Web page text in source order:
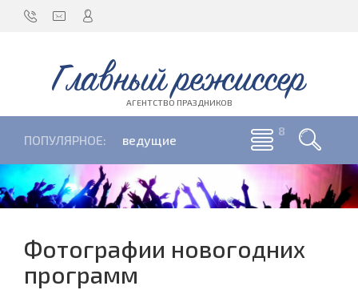
Главный режиссер
АГЕНТСТВО ПРАЗДНИКОВ
ПОПУЛЯРНОЕ: ведущие
Фотографии новогодних
программ